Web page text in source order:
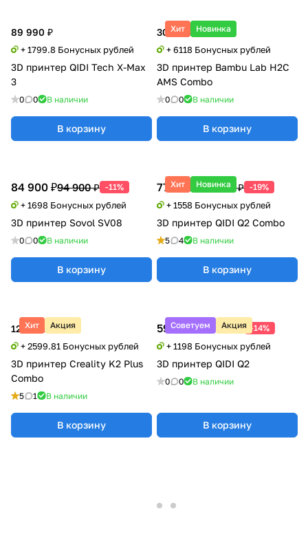
89 990 ₽
+ 1799.8 Бонусных рублей
3D принтер QIDI Tech X-Max
3
0 0 В наличии
В корзину
Хит Новинка
305 900 ₽
+ 6118 Бонусных рублей
3D принтер Bambu Lab H2C
AMS Combo
0 0 В наличии
В корзину
Хит Новинка
77 900 ₽95 990 ₽ -19%
+ 1558 Бонусных рублей
3D принтер QIDI Q2 Combo
5 4 В наличии
В корзину
Хит Акция
129 990 ₽
+ 2599.81 Бонусных рублей
3D принтер Creality K2 Plus
Combo
5 1 В наличии
В корзину
Советуем Акция
59 900 ₽69 900 ₽ -14%
+ 1198 Бонусных рублей
3D принтер QIDI Q2
0 0 В наличии
В корзину
84 900 ₽94 900 ₽ -11%
+ 1698 Бонусных рублей
3D принтер Sovol SV08
0 0 В наличии
В корзину